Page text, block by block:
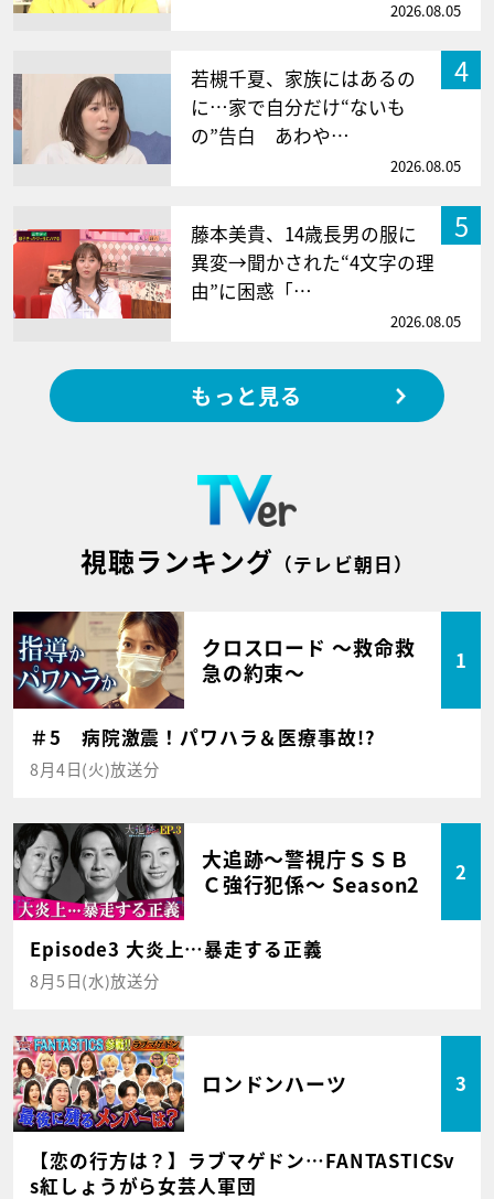
2026.08.05
4
若槻千夏、家族にはあるの
に…家で自分だけ“ないも
の”告白 あわや…
2026.08.05
5
藤本美貴、14歳長男の服に
異変→聞かされた“4文字の理
由”に困惑「…
2026.08.05
もっと見る
視聴ランキング （テレビ朝日）
クロスロード ～救命救
急の約束～
1
＃5 病院激震！パワハラ＆医療事故!?
8月4日(火)放送分
大追跡～警視庁ＳＳＢ
Ｃ強行犯係～ Season2
2
Episode3 大炎上…暴走する正義
8月5日(水)放送分
ロンドンハーツ 3
【恋の行方は？】ラブマゲドン…FANTASTICSv
s紅しょうがら女芸人軍団